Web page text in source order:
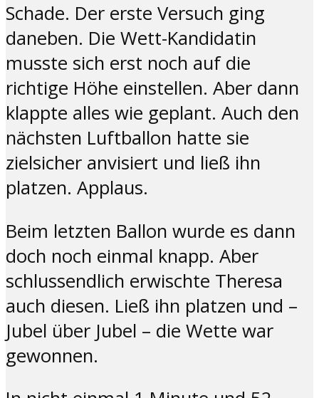
Schade. Der erste Versuch ging
daneben. Die Wett-Kandidatin
musste sich erst noch auf die
richtige Höhe einstellen. Aber dann
klappte alles wie geplant. Auch den
nächsten Luftballon hatte sie
zielsicher anvisiert und ließ ihn
platzen. Applaus.
Beim letzten Ballon wurde es dann
doch noch einmal knapp. Aber
schlussendlich erwischte Theresa
auch diesen. Ließ ihn platzen und –
Jubel über Jubel – die Wette war
gewonnen.